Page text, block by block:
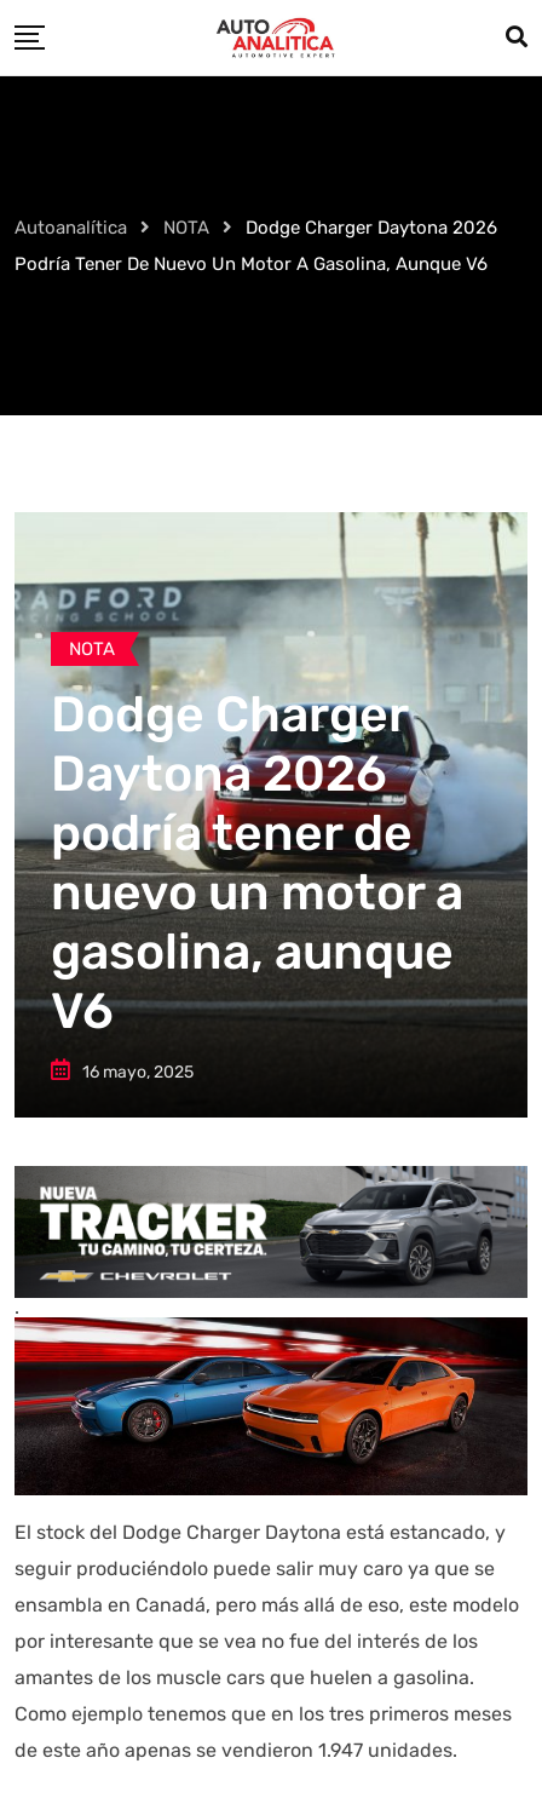
to
Autoanalítica NOTA
Dodge Charger Daytona 2026
Podría Tener De Nuevo Un Motor A Gasolina, Aunque V6
NOTA
Dodge Charger
Daytona 2026
podría tener de
nuevo un motor a
gasolina, aunque
V6
16 mayo, 2025
.
El stock del Dodge Charger Daytona está estancado, y
seguir produciéndolo puede salir muy caro ya que se
ensambla en Canadá, pero más allá de eso, este modelo
por interesante que se vea no fue del interés de los
amantes de los muscle cars que huelen a gasolina.
Como ejemplo tenemos que en los tres primeros meses
de este año apenas se vendieron 1.947 unidades.
Autoanalítica IA Agente Inteligente